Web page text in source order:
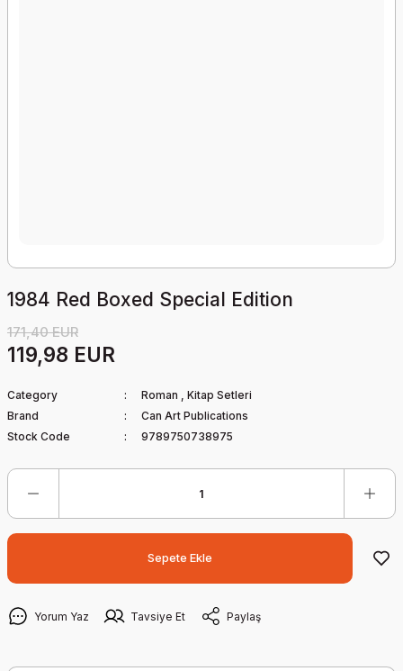
1984 Red Boxed Special Edition
171,40 EUR
119,98 EUR
Category Roman , Kitap Setleri
Brand
Can Art Publications
Stock Code
9789750738975
Sepete Ekle
Yorum Yaz Tavsiye Et Paylaş